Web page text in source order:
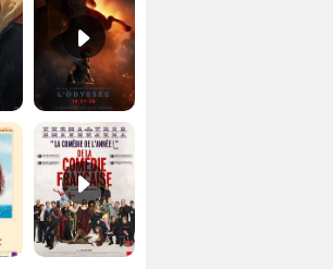
De la Comédie-Française Teaser VF